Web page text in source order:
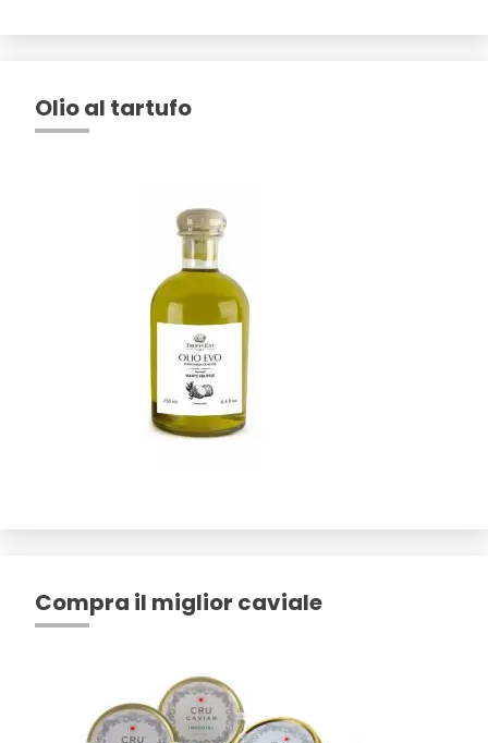
Olio al tartufo
Compra il miglior caviale